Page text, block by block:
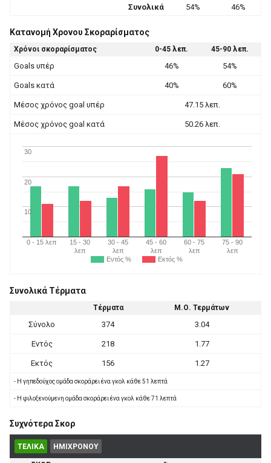
Συνολικά
54% 46%
Κατανομή Χρονου Σκοραρίσματος
Χρόνοι σκοραρίσματος 0-45 λεπ. 45-90 λεπ.
Goals υπέρ 46% 54%
Goals κατά 40% 60%
Μέσος χρόνος goal υπέρ 47.15 λεπ.
Μέσος χρόνος goal κατά 50.26 λεπ.
Εντός % Εκτός %
0 - 15 λεπ
15 - 30
λεπ
30 - 45
λεπ
45 - 60
λεπ
60 - 75
λεπ
75 - 90
λεπ
10
20
30
Συνολικά Τέρματα
Τέρματα Μ.Ο. Τερμάτων
Σύνολο 374 3.04
Εντός 218 1.77
Εκτός 156 1.27
- Η γηπεδούχος ομάδα σκοράρει ένα γκολ κάθε 51 λεπτά
- Η φιλοξενούμενη ομάδα σκοράρει ένα γκολ κάθε 71 λεπτά
Συχνότερα Σκορ
ΤΕΛΙΚΑ ΗΜΙΧΡΟΝΟΥ